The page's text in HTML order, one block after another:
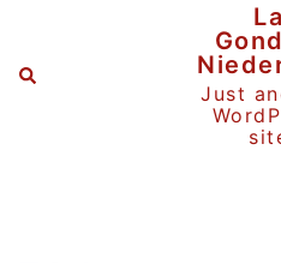
Suche
La
Just